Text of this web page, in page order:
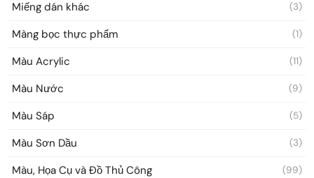
Miếng dán khác (3)
Màng bọc thực phẩm (1)
Màu Acrylic (11)
Màu Nước (9)
Màu Sáp (5)
Màu Sơn Dầu (3)
Màu, Họa Cụ và Đồ Thủ Công (99)